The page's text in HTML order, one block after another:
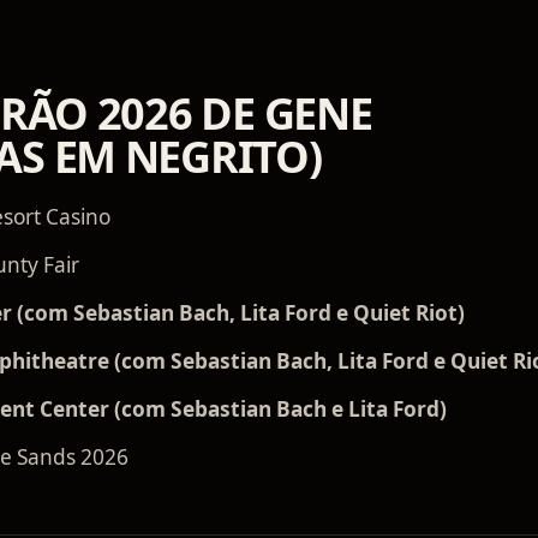
2026 DE GENE
EM NEGRITO)
Casino
Fair
(com Sebastian Bach, Lita Ford e Quiet Riot)
(com Sebastian Bach, Lita Ford e Quiet
Center (com Sebastian Bach e Lita Ford)
Sands 2026